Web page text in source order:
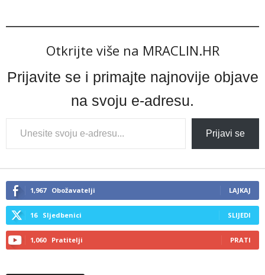
Otkrijte više na MRACLIN.HR
Prijavite se i primajte najnovije objave
na svoju e-adresu.
Type
your
email…
Prijavi se
1,967 Obožavatelji LAJKAJ
16 Sljedbenici SLIJEDI
1,060 Pratitelji PRATI